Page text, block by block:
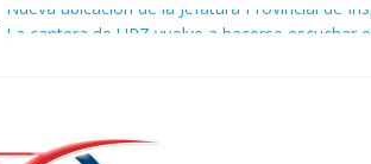
Nueva ubicación de la Jefatura Provincial de